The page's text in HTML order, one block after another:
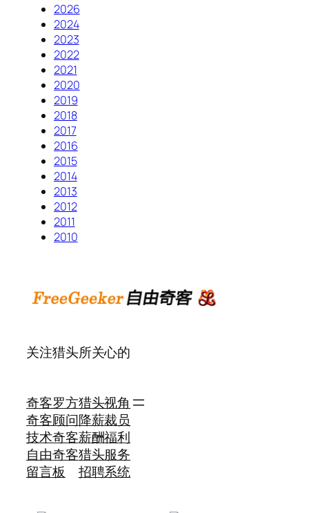
2026
2024
2023
2022
2021
2020
2019
2018
2017
2016
2015
2014
2013
2012
2011
2010
关注猎头所关心的
奇客罗方
奇客顾问
技术奇客
自由奇客
留言板
猎头视角
降薪裁员
薪酬福利
猎头服务
招聘系统